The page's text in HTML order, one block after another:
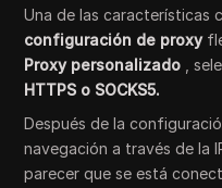
Una de las características
configuración de proxy
Proxy personalizado ,
HTTPS o SOCKS5.
Después de la
navegación a través de la
parecer que se está